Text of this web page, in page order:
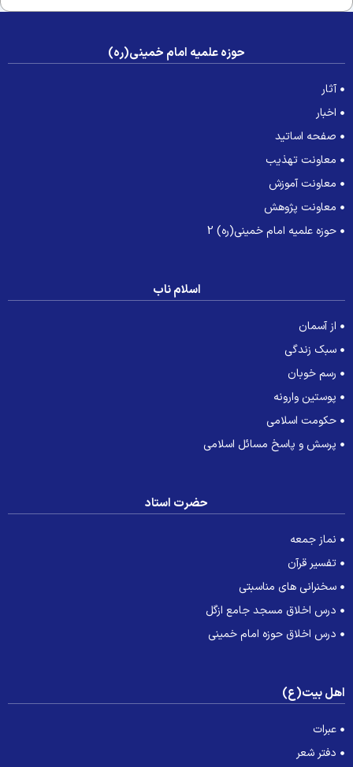
حوزه علمیه امام خمینی(ره)
آثار
اخبار
صفحه اساتید
معاونت تهذیب
معاونت آموزش
معاونت پژوهش
حوزه علمیه امام خمینی(ره) 2
اسلام ناب
از آسمان
سبک زندگی
رسم خوبان
پوستین وارونه
حکومت اسلامی
پرسش و پاسخ مسائل اسلامی
حضرت استاد
نماز جمعه
تفسیر قرآن
سخنرانی های مناسبتی
درس اخلاق مسجد جامع ازگل
درس اخلاق حوزه امام خمینی
بیت(ع)
عبرات
دفتر شعر